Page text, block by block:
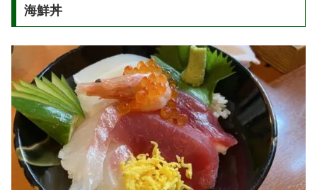
海鮮丼